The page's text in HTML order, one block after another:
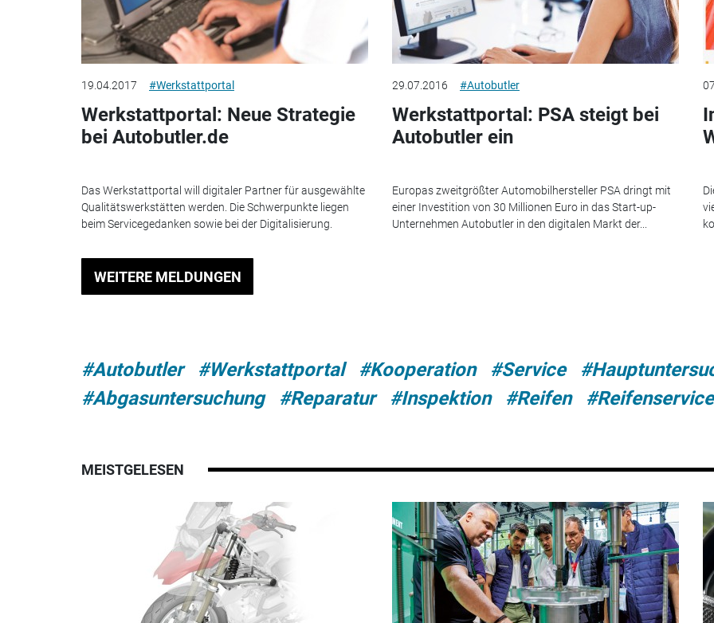
19.04.2017 #Werkstattportal
Werkstattportal: Neue Strategie
bei Autobutler.de
Das Werkstattportal will digitaler Partner für ausgewählte
Qualitätswerkstätten werden. Die Schwerpunkte liegen
beim Servicegedanken sowie bei der Digitalisierung.
29.07.2016 #Autobutler
Werkstattportal: PSA steigt bei
Autobutler ein
Europas zweitgrößter Automobilhersteller PSA dringt mit
einer Investition von 30 Millionen Euro in das Start-up-
Unternehmen Autobutler in den digitalen Markt der...
WEITERE MELDUNGEN
#Autobutler #Werkstattportal #Kooperation #Service
#Abgasuntersuchung
#Reparatur #Inspektion #Reifen #Reifenservice
MEISTGELESEN